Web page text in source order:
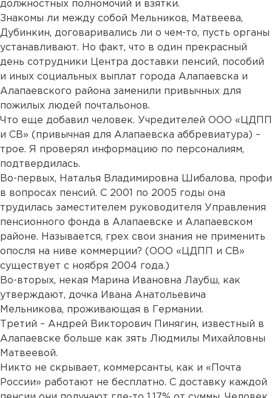
должностных полномочий и взятки.
Знакомы ли между собой Мельников, Матвеева,
Дубинкин, договаривались ли о чем-то, пусть органы
устанавливают. Но факт, что в один прекрасный
день сотрудники Центра доставки пенсий, пособий
и иных социальных выплат города Алапаевска и
Алапаевского района заменили привычных для
пожилых людей почтальонов.
Что еще добавил человек. Учредителей ООО «ЦДПП
и СВ» (привычная для Алапаевска аббревиатура) –
трое. Я проверял информацию по персоналиям,
подтвердилась.
Во-первых, Наталья Владимировна Шибалова, профи
в вопросах пенсий. С 2001 по 2005 годы она
трудилась заместителем руководителя Управления
пенсионного фонда в Алапаевске и Алапаевском
районе. Называется, грех свои знания не применить
опосля на ниве коммерции? (ООО «ЦДПП и СВ»
существует с ноября 2004 года.)
Во-вторых, некая Марина Ивановна Лаубш, как
утверждают, дочка Ивана Анатольевича
Мельникова, проживающая в Германии.
Третий – Андрей Викторович Пинягин, известный в
Алапаевске больше как зять Людмилы Михайловны
Матвеевой.
Никто не скрывает, коммерсанты, как и «Почта
России» работают не бесплатно. С доставку каждой